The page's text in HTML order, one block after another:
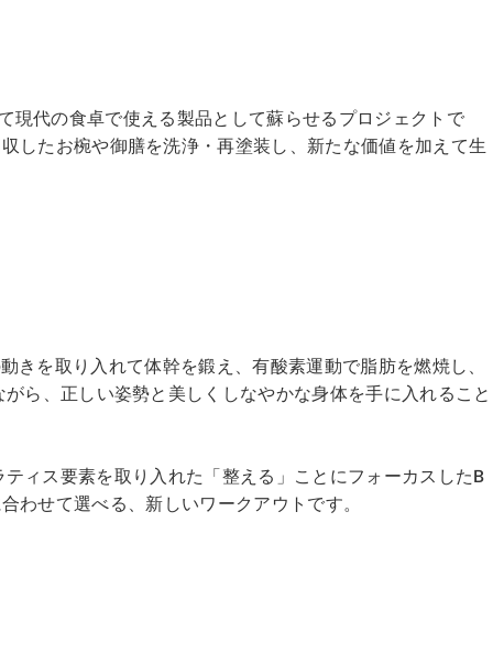
代の食卓で使える製品として蘇らせるプロジェクトで
したお椀や御膳を洗浄・再塗装し、新たな価値を加えて生
を取り入れて体幹を鍛え、有酸素運動で脂肪を燃焼し、
ら、正しい姿勢と美しくしなやかな身体を手に入れること
ィス要素を取り入れた「整える」ことにフォーカスしたB
せて選べる、新しいワークアウトです。